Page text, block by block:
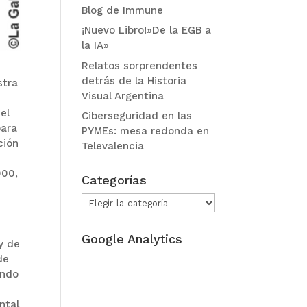
de
Blog de Immune
¡Nuevo Libro!»De la EGB a
la IA»
Relatos sorprendentes
detrás de la Historia
Visual Argentina
Ciberseguridad en las
PYMEs: mesa redonda en
Televalencia
Categorías
Categorías
Google Analytics